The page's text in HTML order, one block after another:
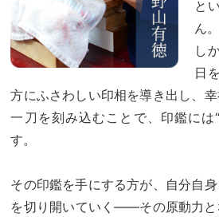
と
ん。
し
日
方にふさわしい印相を導き出し、
一刀を刻み込むことで、印鑑には
す。
その印鑑を手にする方が、自分自
を切り開いていく――その原動力と